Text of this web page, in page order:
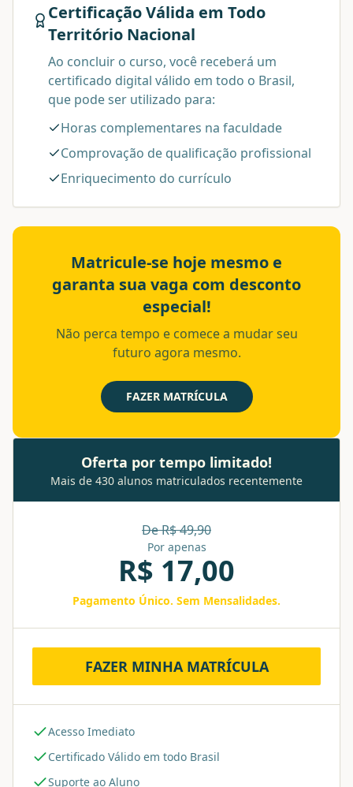
Certificação Válida em Todo
Território Nacional
Ao concluir o curso, você receberá um
certificado digital válido em todo o Brasil,
que pode ser utilizado para:
Horas complementares na faculdade
Comprovação de qualificação profissional
Enriquecimento do currículo
Matricule-se hoje mesmo e
garanta sua vaga com desconto
especial!
Não perca tempo e comece a mudar seu
futuro agora mesmo.
FAZER MATRÍCULA
Oferta por tempo limitado!
Mais de 430 alunos matriculados recentemente
De R$49,90
Por apenas
R$ 17,00
Pagamento Único. Sem Mensalidades.
FAZER MINHA MATRÍCULA
Acesso Imediato
Certificado Válido em todo Brasil
Suporte ao Aluno